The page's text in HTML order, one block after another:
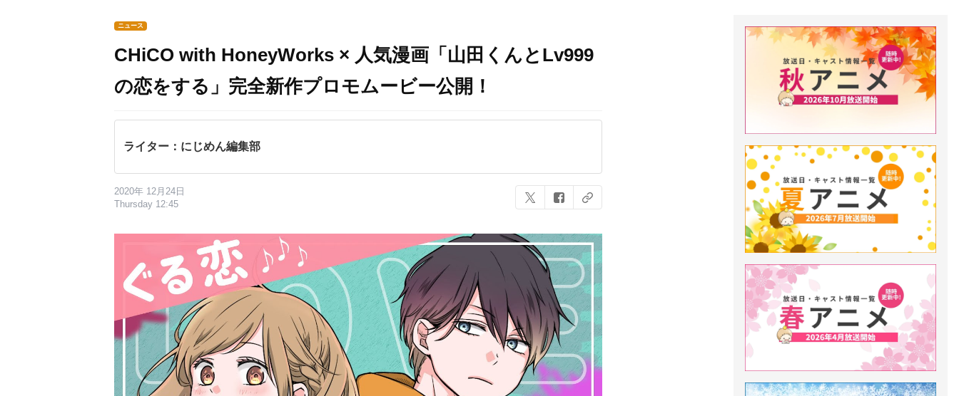
ニュース
CHiCO with HoneyWorks × 人気漫画「山田くんとLv999
の恋をする」完全新作プロモムービー公開！
ライター：にじめん編集部
2020年 12月24日
Thursday 12:45